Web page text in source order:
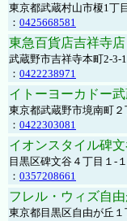
東京都武蔵村山市榎1丁
： 0425668581
東急百貨店吉祥寺店
武蔵野市吉祥寺本町2-3-
： 0422238971
イトーヨーカドー
東京都武蔵野市境南町
： 0422303081
イオンスタイル碑
目黒区碑文谷４丁目１-
： 0357208661
フレル・ウィズ自
東京都目黒区自由が丘